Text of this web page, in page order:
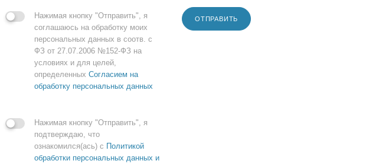
Нажимая кнопку "Отправить", я
соглашаюсь на обработку моих
персональных данных в соотв. с
ФЗ от 27.07.2006 №152-ФЗ на
условиях и для целей,
определенных Согласием на
обработку персональных данных
Нажимая кнопку "Отправить", я
подтверждаю, что
ознакомился(ась) с Политикой
обработки персональных данных и
ОТПРАВИТЬ